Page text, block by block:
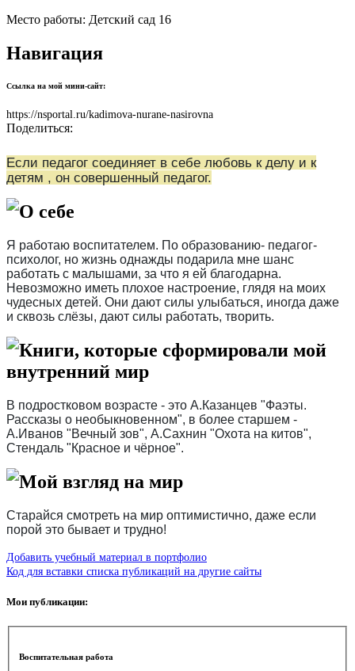
Место работы: Детский сад 16
Навигация
Ссылка на мой мини-сайт:
https://nsportal.ru/kadimova-nurane-nasirovna
Поделиться:
Если педагог соединяет в себе любовь к делу и к
детям , он совершенный педагог.
О себе
Я работаю воспитателем. По образованию- педагог-
психолог, но жизнь однажды подарила мне шанс
работать с малышами, за что я ей благодарна.
Невозможно иметь плохое настроение, глядя на моих
чудесных детей. Они дают силы улыбаться, иногда даже
и сквозь слёзы, дают силы работать, творить.
Книги, которые сформировали мой
внутренний мир
В подростковом возрасте - это А.Казанцев "Фаэты.
Рассказы о необыкновенном", в более старшем -
А.Иванов "Вечный зов", А.Сахнин "Охота на китов",
Стендаль "Красное и чёрное".
Мой взгляд на мир
Старайся смотреть на мир оптимистично, даже если
порой это бывает и трудно!
Добавить учебный материал в портфолио
Код для вставки списка публикаций на другие сайты
Мои публикации:
Воспитательная работа